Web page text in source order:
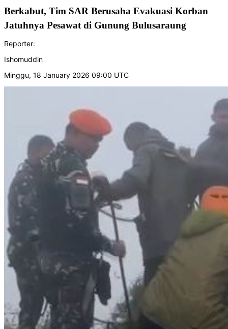
Berkabut, Tim SAR Berusaha Evakuasi Korban
Jatuhnya Pesawat di Gunung Bulusaraung
Reporter:
Ishomuddin
Minggu, 18 January 2026 09:00 UTC